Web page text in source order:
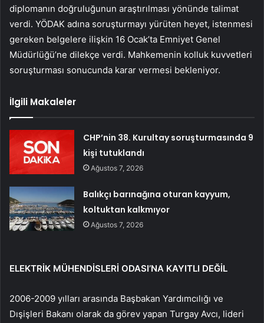
diplomanın doğruluğunun araştırılması yönünde talimat
verdi. YÖDAK adına soruşturmayı yürüten heyet, istenmesi
gereken belgelere ilişkin 16 Ocak’ta Emniyet Genel
Müdürlüğü’ne dilekçe verdi. Mahkemenin kolluk kuvvetleri
soruşturması sonucunda karar vermesi bekleniyor.
İlgili Makaleler
CHP’nin 38. Kurultay soruşturmasında 9
kişi tutuklandı
Ağustos 7, 2026
Balıkçı barınağına oturan kayyum,
koltuktan kalkmıyor
Ağustos 7, 2026
ELEKTRİK MÜHENDİSLERİ ODASI’NA KAYITLI DEĞİL
2006-2009 yılları arasında Başbakan Yardımcılığı ve
Dışişleri Bakanı olarak da görev yapan Turgay Avcı, lideri